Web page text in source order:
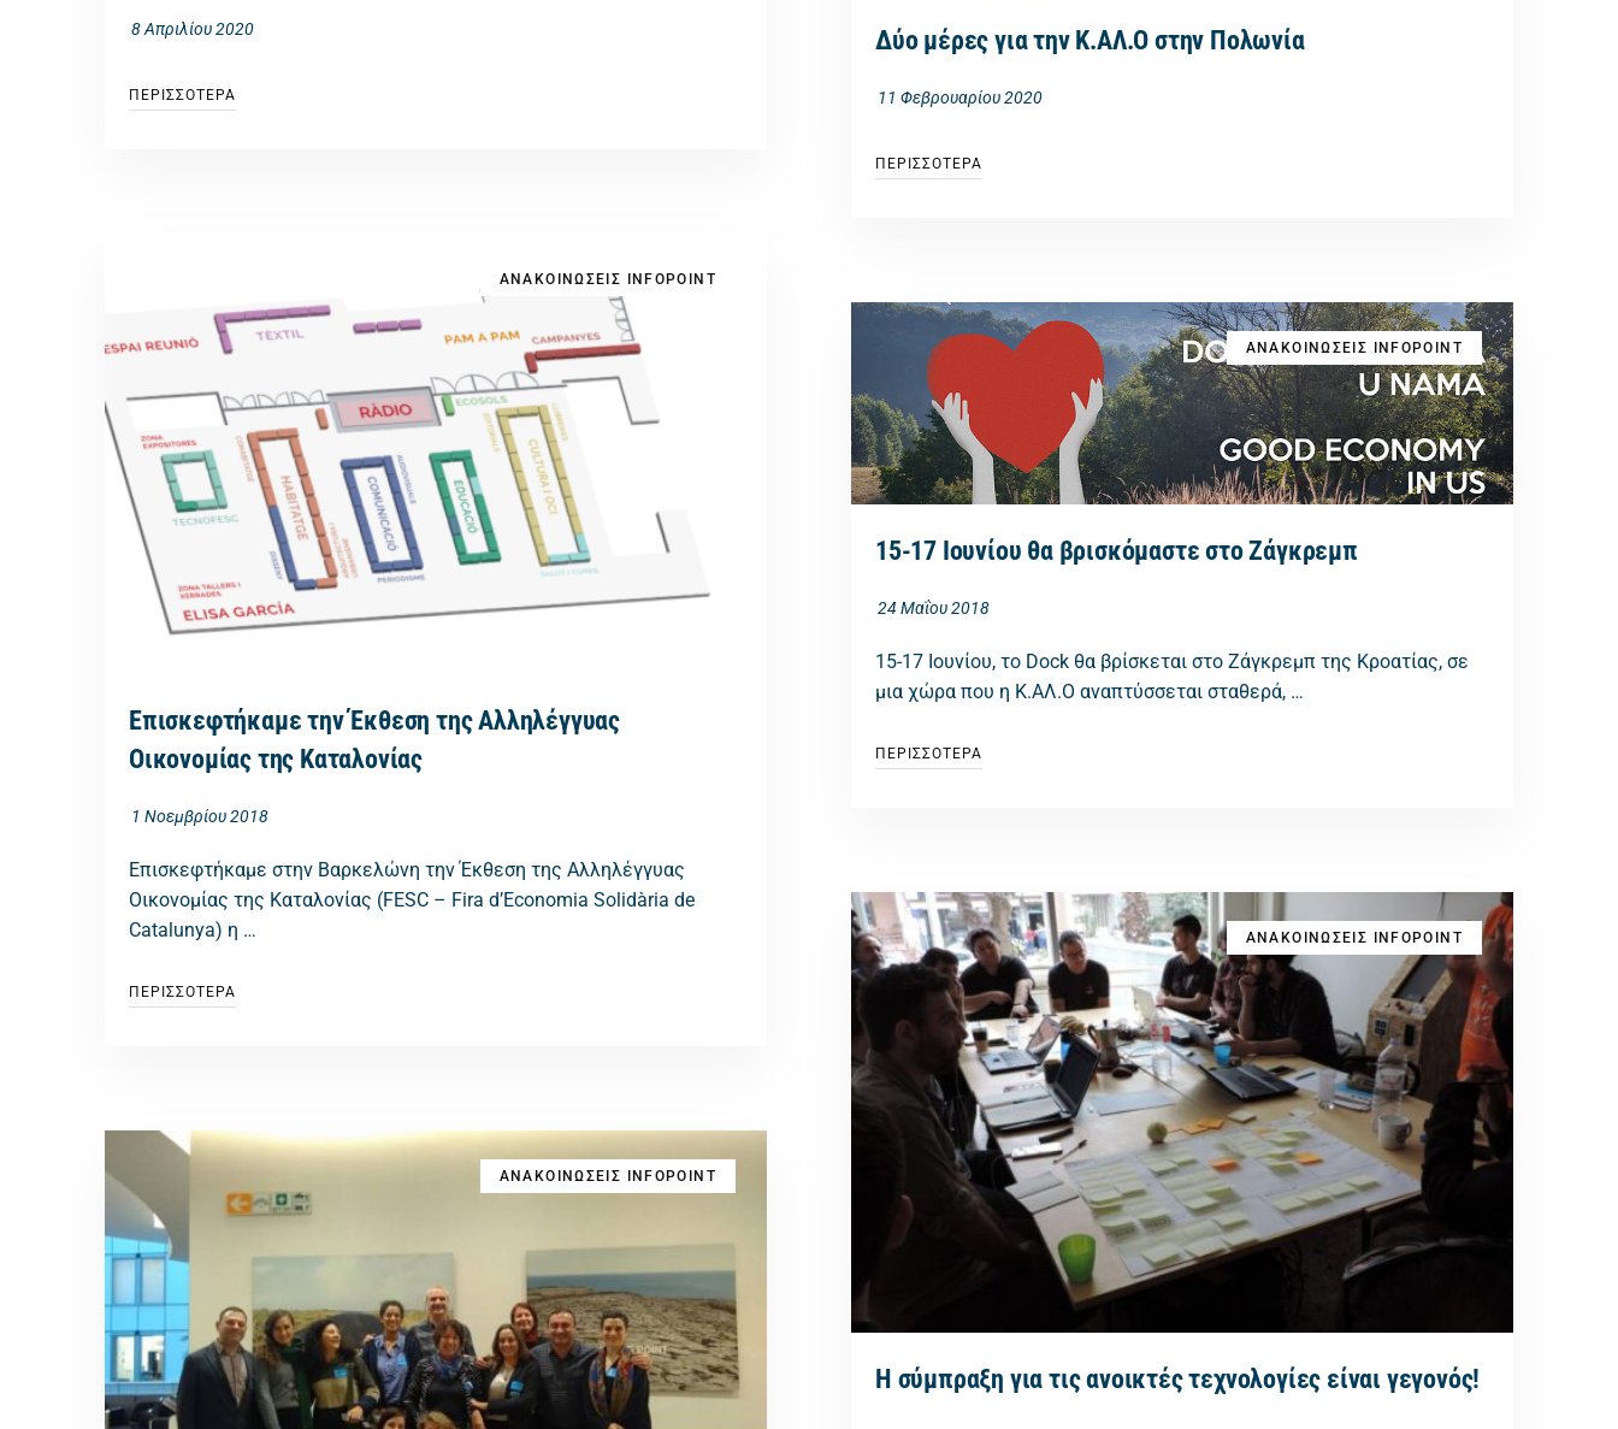
8 Απριλίου 2020
ΠΕΡΙΣΣΟΤΕΡΑ
Δύο μέρες για την Κ.ΑΛ.Ο στην Πολωνία
11 Φεβρουαρίου 2020
ΠΕΡΙΣΣΟΤΕΡΑ
ΑΝΑΚΟΙΝΩΣΕΙΣ INFOPOINT
Επισκεφτήκαμε την Έκθεση της Αλληλέγγυας
Οικονομίας της Καταλονίας
1 Νοεμβρίου 2018
Επισκεφτήκαμε στην Βαρκελώνη την Έκθεση της Αλληλέγγυας
Οικονομίας της Καταλονίας (FESC – Fira d’Economia Solidària de
Catalunya) η …
ΠΕΡΙΣΣΟΤΕΡΑ
ΑΝΑΚΟΙΝΩΣΕΙΣ INFOPOINT
15-17 Ιουνίου θα βρισκόμαστε στο Ζάγκρεμπ
24 Μαΐου 2018
15-17 Ιουνίου, το Dock θα βρίσκεται στο Ζάγκρεμπ της Κροατίας, σε
μια χώρα που η Κ.ΑΛ.Ο αναπτύσσεται σταθερά, …
ΠΕΡΙΣΣΟΤΕΡΑ
ΑΝΑΚΟΙΝΩΣΕΙΣ INFOPOINT
Η σύμπραξη για τις ανοικτές τεχνολογίες είναι γεγονός!
ΑΝΑΚΟΙΝΩΣΕΙΣ INFOPOINT